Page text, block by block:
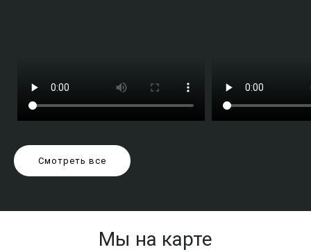
Смотреть все
Мы на карте